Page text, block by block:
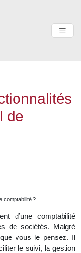
de
comptabilité ?
d’une comptabilité
de sociétés. Malgré
vous le pensez. Il
le suivi, la gestion